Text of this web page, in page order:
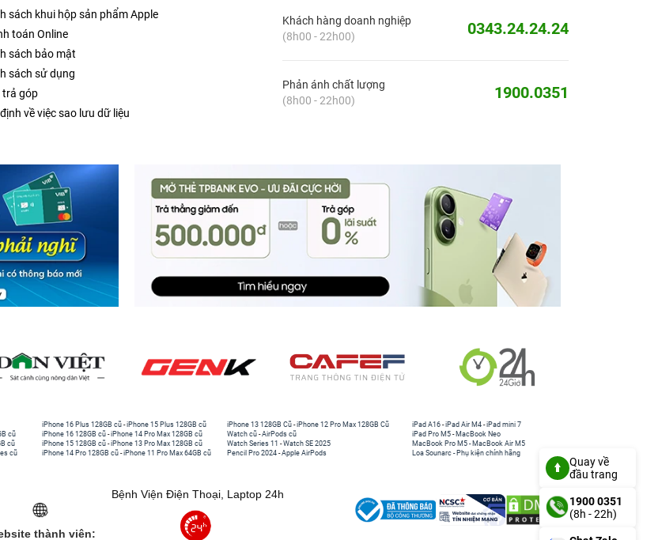
sách khui hộp sản phẩm Apple
toán Online
sách bảo mật
sách sử dụng
trả góp
về việc sao lưu dữ liệu
Khách hàng doanh nghiệp
(8h00 - 22h00)
0343.24.24.24
Phản ánh chất lượng
(8h00 - 22h00)
1900.0351
cũ
cũ
cũ
iPhone 16 Plus 128GB cũ -iPhone 15 Plus 128GB cũ
iPhone 16 128GB cũ -iPhone 14 Pro Max 128GB cũ
iPhone 15 128GB cũ -iPhone 13 Pro Max 128GB cũ
iPhone 14 Pro 128GB cũ -iPhone 11 Pro Max 64GB cũ
iPhone 13 128GB Cũ -iPhone 12 Pro Max 128GB Cũ
Watch cũ -AirPods cũ
Watch Series 11 -Watch SE 2025
Pencil Pro 2024 -Apple AirPods
iPad A16 -iPad Air M4 -iPad mini 7
iPad Pro M5 - MacBook Neo
MacBook Pro M5 - MacBook Air M5
Loa Sounarc - Phụ kiện chính hãng
thành viên:
Bệnh Viện Điện Thoại, Laptop 24h
Quay về
đầu trang
1900 0351
(8h - 22h)